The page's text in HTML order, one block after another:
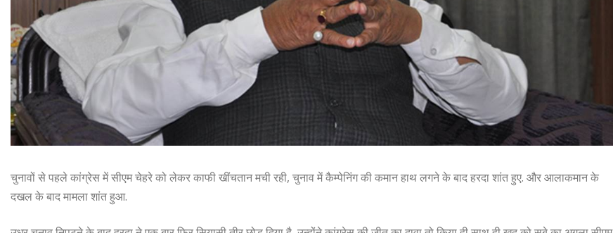
चुनावों से पहले कांग्रेस में सीएम चेहरे को लेकर काफी खींचतान मची रही, चुनाव में कैम्पेनिंग की कमान हाथ लगने के बाद हरदा शांत हुए. और आलाकमान के
दखल के बाद मामला शांत हुआ.